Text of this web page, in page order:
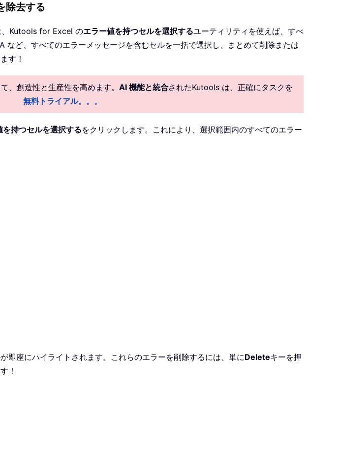
除去する
、Kutools for Excel のエラー値を持つセルを選択するユーティリティを使えば、すべ
ど、すべてのエラーメッセージを含むセルを一括で選択し、まとめて削除または
す！
、創造性と生産性を高めます。 AI 機能と統合されたKutools は、正確にタスクを
無料トライアル。。。
を持つセルを選択するをクリックします。これにより、選択範囲内のすべてのエラー
即座にハイライトされます。これらのエラーを削除するには、単にDeleteキーを押
！